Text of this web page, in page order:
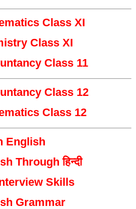
Class XI
Class XI
Class 11
Class 12
Class 12
English
Through हिन्दी
Skills
Grammar